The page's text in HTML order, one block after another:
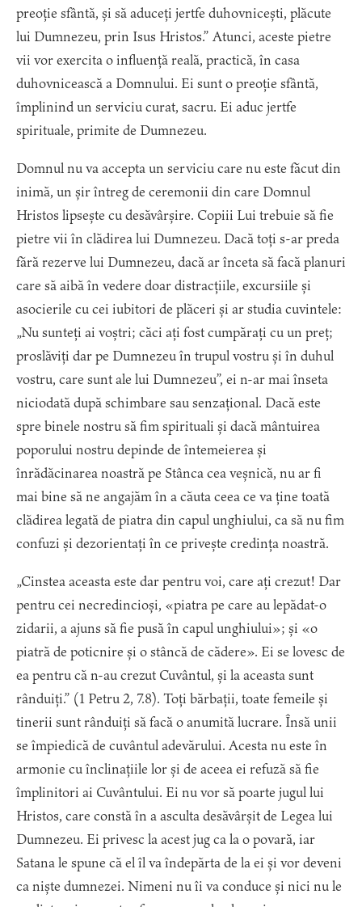
preoție sfântă, și să aduceți jertfe duhovnicești, plăcute
lui Dumnezeu, prin Isus Hristos.” Atunci, aceste pietre
vii vor exercita o influență reală, practică, în casa
duhovnicească a Domnului. Ei sunt o preoție sfântă,
împlinind un serviciu curat, sacru. Ei aduc jertfe
spirituale, primite de Dumnezeu.
Domnul nu va accepta un serviciu care nu este făcut din
inimă, un șir întreg de ceremonii din care Domnul
Hristos lipsește cu desăvârșire. Copiii Lui trebuie să fie
pietre vii în clădirea lui Dumnezeu. Dacă toți s-ar preda
fără rezerve lui Dumnezeu, dacă ar înceta să facă planuri
care să aibă în vedere doar distracțiile, excursiile și
asocierile cu cei iubitori de plăceri și ar studia cuvintele:
„Nu sunteți ai voștri; căci ați fost cumpărați cu un preț;
proslăviți dar pe Dumnezeu în trupul vostru și în duhul
vostru, care sunt ale lui Dumnezeu”, ei n-ar mai înseta
niciodată după schimbare sau senzațional. Dacă este
spre binele nostru să fim spirituali și dacă mântuirea
poporului nostru depinde de întemeierea și
înrădăcinarea noastră pe Stânca cea veșnică, nu ar fi
mai bine să ne angajăm în a căuta ceea ce va ține toată
clădirea legată de piatra din capul unghiului, ca să nu fim
confuzi și dezorientați în ce privește credința noastră.
„Cinstea aceasta este dar pentru voi, care ați crezut! Dar
pentru cei necredincioși, «piatra pe care au lepădat-o
zidarii, a ajuns să fie pusă în capul unghiului»; și «o
piatră de poticnire și o stâncă de cădere». Ei se lovesc de
ea pentru că n-au crezut Cuvântul, și la aceasta sunt
rânduiți.” (1 Petru 2, 7.8). Toți bărbații, toate femeile și
tinerii sunt rânduiți să facă o anumită lucrare. Însă unii
se împiedică de cuvântul adevărului. Acesta nu este în
armonie cu înclinațiile lor și de aceea ei refuză să fie
împlinitori ai Cuvântului. Ei nu vor să poarte jugul lui
Hristos, care constă în a asculta desăvârșit de Legea lui
Dumnezeu. Ei privesc la acest jug ca la o povară, iar
Satana le spune că el îl va îndepărta de la ei și vor deveni
ca niște dumnezei. Nimeni nu îi va conduce și nici nu le